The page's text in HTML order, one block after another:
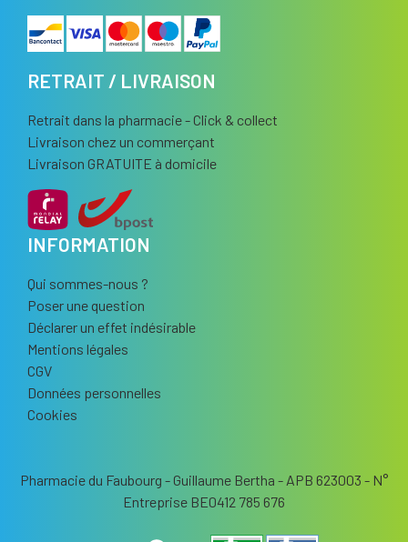
RETRAIT / LIVRAISON
Retrait dans la pharmacie - Click & collect
Livraison chez un commerçant
Livraison GRATUITE à domicile
INFORMATION
Qui sommes-nous ?
Poser une question
Déclarer un effet indésirable
Mentions légales
CGV
Données personnelles
Cookies
Pharmacie du Faubourg - Guillaume Bertha - APB 623003 - N°
Entreprise BE0412 785 676